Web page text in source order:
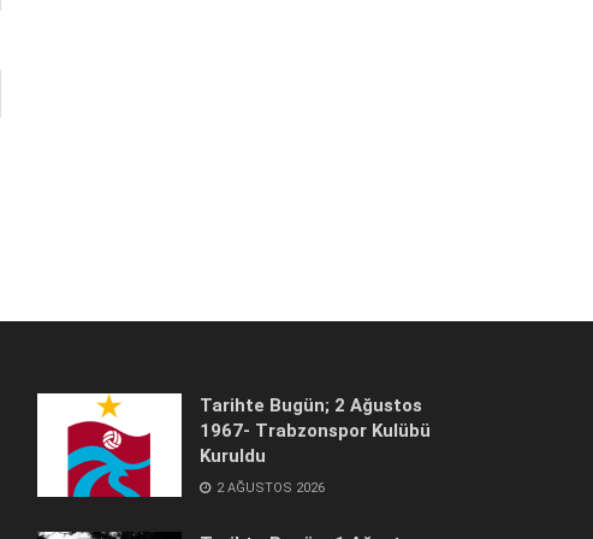
Tarihte Bugün; 2 Ağustos
1967- Trabzonspor Kulübü
Kuruldu
2 AĞUSTOS 2026